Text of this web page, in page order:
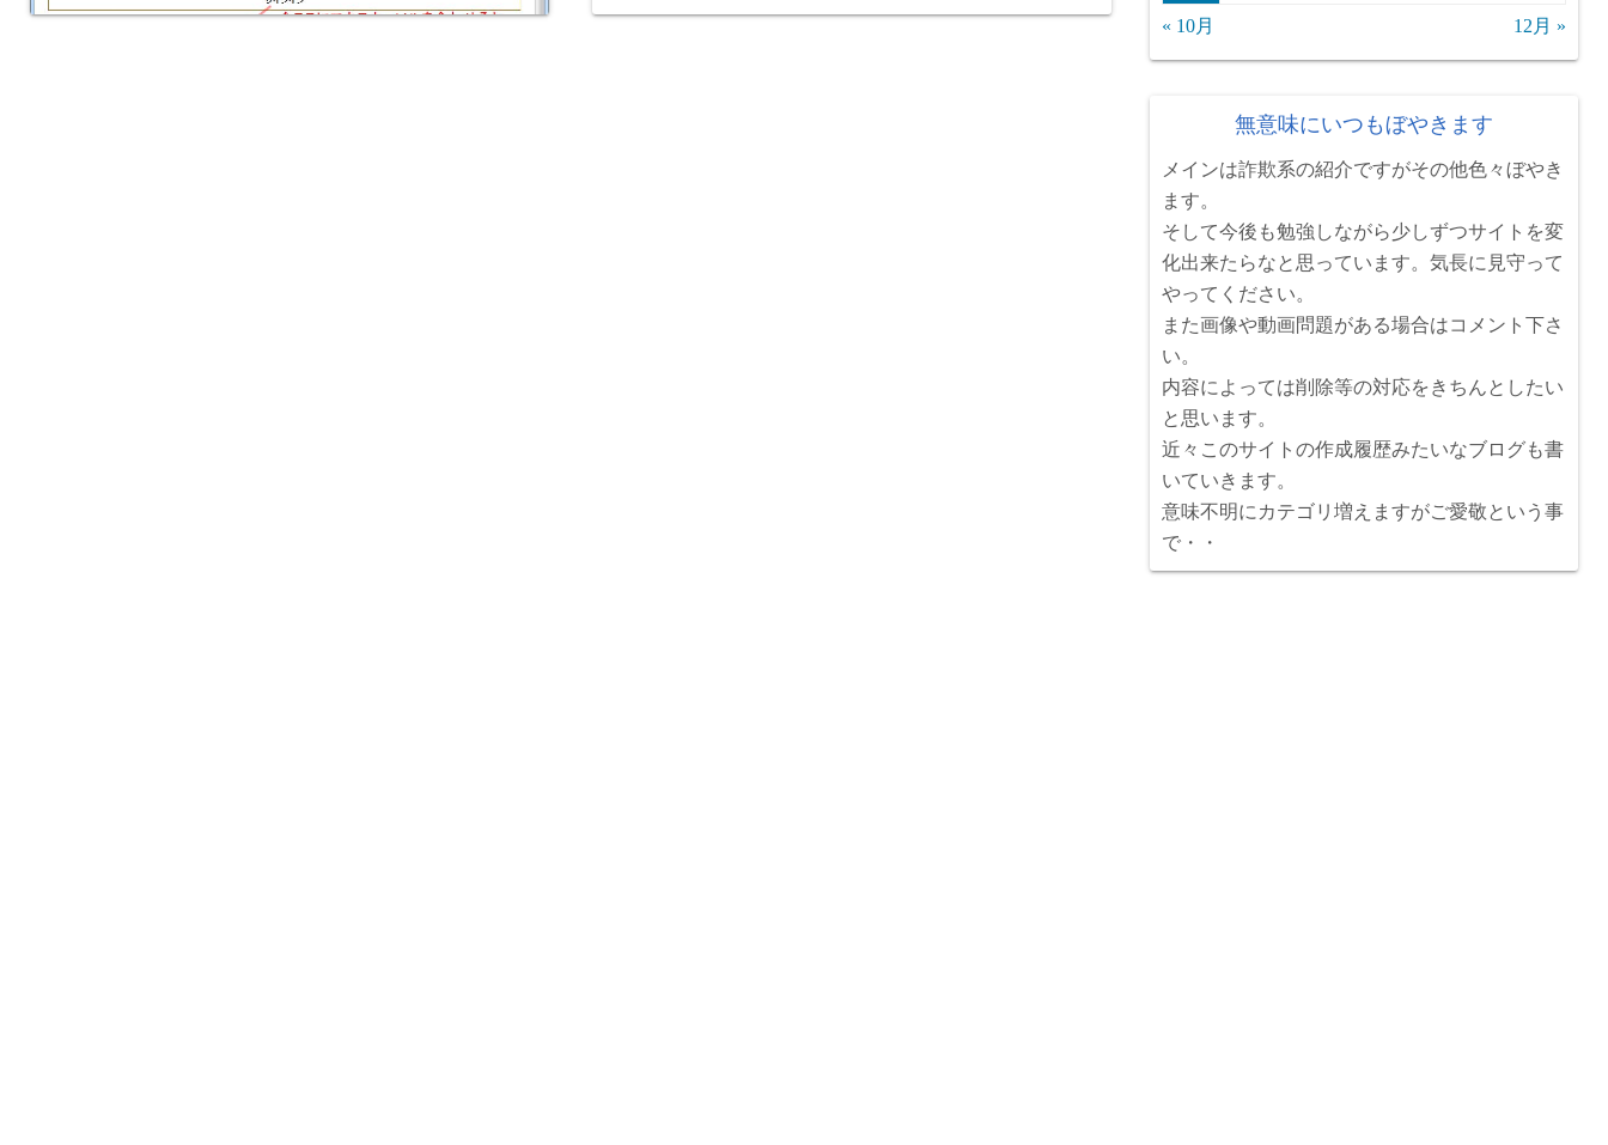
« 10月 12月 »
無意味にいつもぼやきます
メインは詐欺系の紹介ですがその他色々ぼやき
ます。
そして今後も勉強しながら少しずつサイトを変
化出来たらなと思っています。気長に見守って
やってください。
また画像や動画問題がある場合はコメント下さ
い。
内容によっては削除等の対応をきちんとしたい
と思います。
近々このサイトの作成履歴みたいなブログも書
いていきます。
意味不明にカテゴリ増えますがご愛敬という事
で・・